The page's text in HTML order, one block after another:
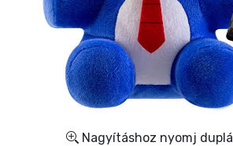
Nagyításhoz nyomj
Szállítás és fizetés
Sorozatos cuccok